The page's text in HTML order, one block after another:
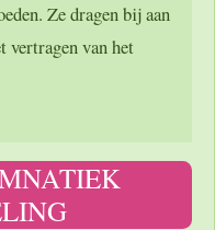
Ze dragen bij aan
vertragen van het